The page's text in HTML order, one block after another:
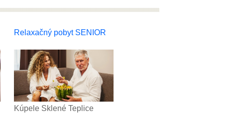
Relaxačný pobyt SENIOR
Kúpele Sklené Teplice